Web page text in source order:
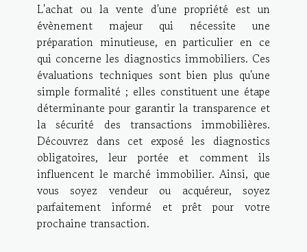
L'achat ou la vente d'une propriété est un
évènement majeur qui nécessite une
préparation minutieuse, en particulier en ce
qui concerne les diagnostics immobiliers. Ces
évaluations techniques sont bien plus qu'une
simple formalité ; elles constituent une étape
déterminante pour garantir la transparence et
la sécurité des transactions immobilières.
Découvrez dans cet exposé les diagnostics
obligatoires, leur portée et comment ils
influencent le marché immobilier. Ainsi, que
vous soyez vendeur ou acquéreur, soyez
parfaitement informé et prêt pour votre
prochaine transaction.